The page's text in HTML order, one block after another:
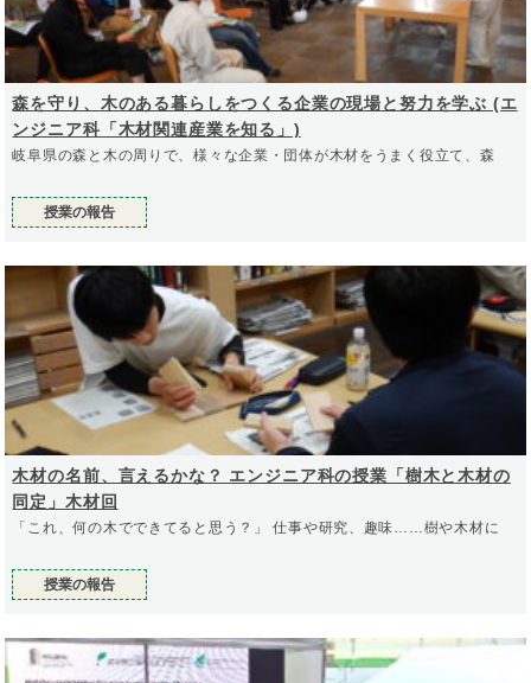
森を守り、木のある暮らしをつくる企業の現場と努力を学ぶ (エ
ンジニア科「木材関連産業を知る」)
岐阜県の森と木の周りで、様々な企業・団体が木材をうまく役立て、森
授業の報告
木材の名前、言えるかな？ エンジニア科の授業「樹木と木材の
同定」木材回
「これ、何の木でできてると思う？」 仕事や研究、趣味……樹や木材に
授業の報告